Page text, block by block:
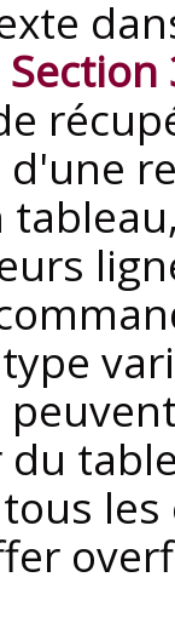
Section
du